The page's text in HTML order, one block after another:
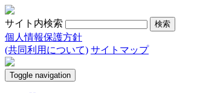
サイト内検索
個人情報保護方針
(共同利用について) サイトマップ
Toggle navigation